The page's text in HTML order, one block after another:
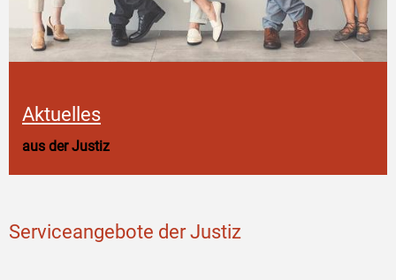
Aktuelles
aus der Justiz
Serviceangebote der Justiz